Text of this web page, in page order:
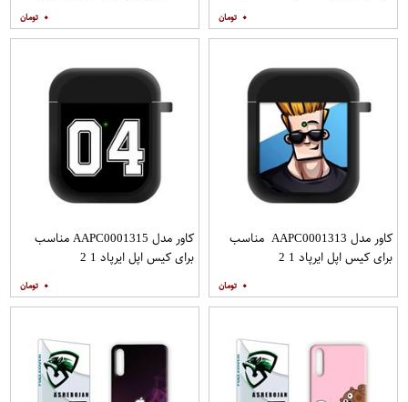
۰ ۰
کاور مدل AAPC0001313 مناسب
برای کیس اپل ایرپاد 1 2
۰
کاور مدل AAPC0001315 مناسب
برای کیس اپل ایرپاد 1 2
۰